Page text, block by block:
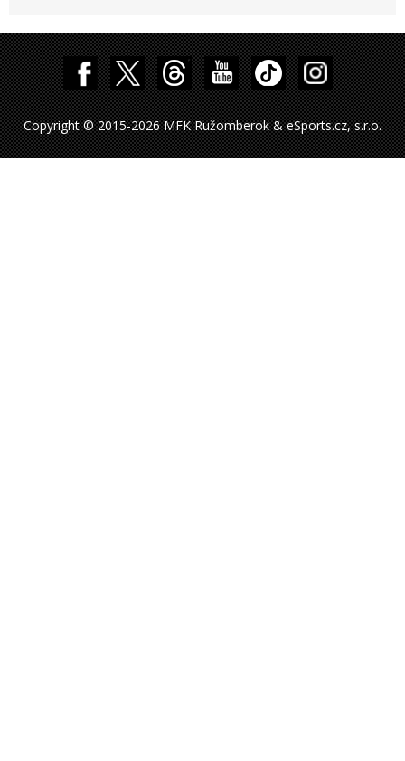
Copyright © 2015-2026 MFK Ružomberok & eSports.cz, s.r.o.